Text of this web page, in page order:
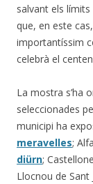
salvant els
que, en este
importantíssim
celebrà el
La mostra s’ha
seleccionades
municipi ha
meravelles;
diürn;
Llocnou de Sant